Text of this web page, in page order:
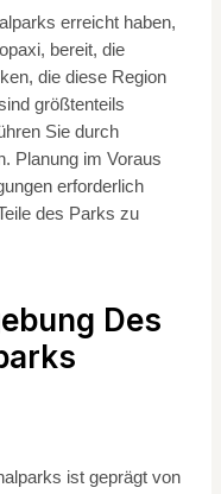
erreicht haben,
bereit, die
die diese Region
größtenteils
Sie durch
Planung im Voraus
erforderlich
des Parks zu
Des
ist geprägt von